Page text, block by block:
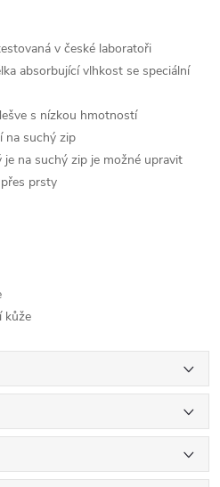
v české laboratoři
absorbující vlhkost se speciální
s nízkou hmotností
na suchý zip
na suchý zip je možné upravit
prsty
kůže